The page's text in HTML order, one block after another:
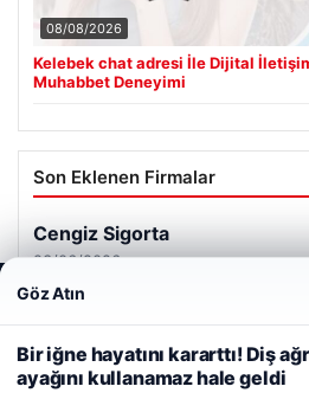
08/08/2026
Kelebek chat adresi İle Dijital
Muhabbet Deneyimi
Son Eklenen Firmalar
Cengiz Sigorta
23/06/2026
Web sitemizi nasıl kullandığınızı
deneyiminizi kişiselleştirmek ve
kullanıyoruz.
Çerez Politikamız
Reddet Kabul Et
Göz Atın
Bir iğne hayatını kararttı! Diş
ayağını kullanamaz hale geldi